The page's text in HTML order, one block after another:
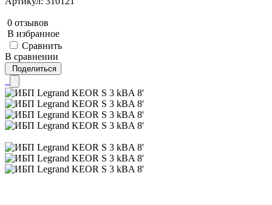
0 отзывов
В избранное
Сравнить
В сравнении
Поделиться